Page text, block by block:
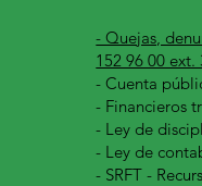
- Quejas,
152 96 00 ext.
-Cuenta
- Financieros
- Ley de
- Ley de
- SRFT -